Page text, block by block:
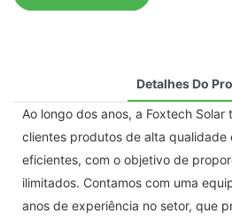
Detalhes Do
Ao longo dos anos, a Foxtech
clientes produtos de alta qualidade
eficientes, com o objetivo de
ilimitados. Contamos com uma
anos de experiência no setor, que